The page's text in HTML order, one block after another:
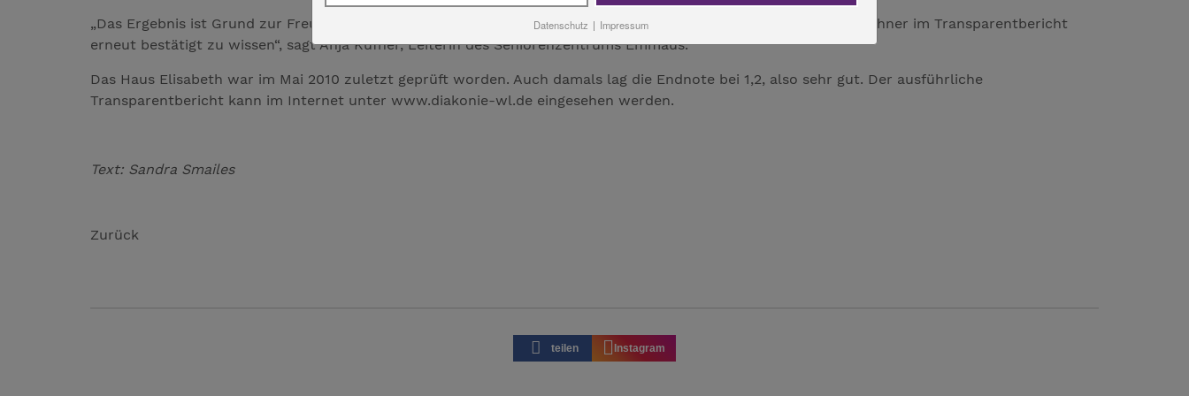
„Das Ergebnis ist Grund zur Freude. Wir freuen uns, die gute Arbeit des Personals und die Zufriedenheit der Bewohner im Transparentbericht
erneut bestätigt zu wissen“, sagt Anja Küfner, Leiterin des Seniorenzentrums Emmaus.
Das Haus Elisabeth war im Mai 2010 zuletzt geprüft worden. Auch damals lag die Endnote bei 1,2, also sehr gut. Der ausführliche
Transparentbericht kann im Internet unter www.diakonie-wl.de eingesehen werden.
Text: Sandra Smailes
Zurück
teilen Instagram
Datenschutz | Impressum